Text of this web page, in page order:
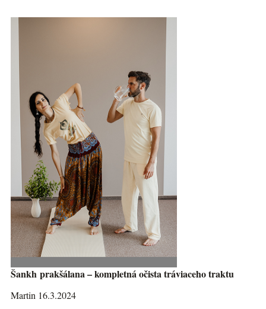
Šankh prakšálana – kompletná očista tráviaceho traktu
Martin 16.3.2024